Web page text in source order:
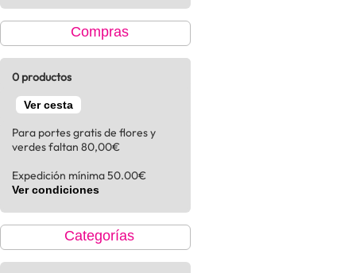
Compras
0 productos
Ver cesta
Para portes gratis de flores y
verdes faltan 80,00€
Expedición mínima 50.00€
Ver condiciones
Categorías